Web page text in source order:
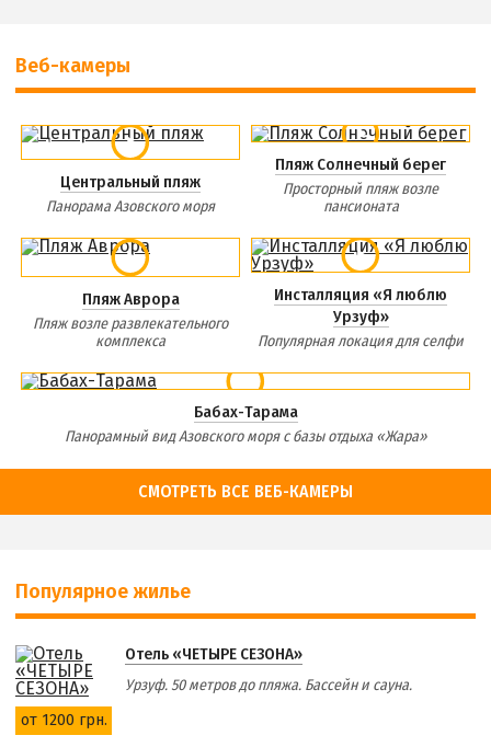
Веб-камеры
Центральный пляж
Панорама Азовского моря
Пляж Солнечный берег
Просторный пляж возле
пансионата
Пляж Аврора
Пляж возле развлекательного
комплекса
Инсталляция «Я люблю
Урзуф»
Популярная локация для селфи
Бабах-Тарама
Панорамный вид Азовского моря с базы отдыха «Жара»
СМОТРЕТЬ ВСЕ ВЕБ-КАМЕРЫ
Популярное жилье
от 1200 грн.
Отель «ЧЕТЫРЕ СЕЗОНА»
Урзуф. 50 метров до пляжа. Бассейн и сауна.